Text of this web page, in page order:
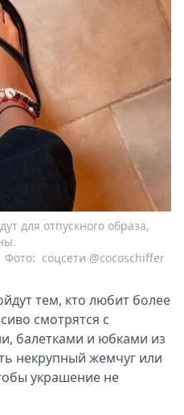
для отпускного образа,
соцсети @cocoschiffer
Фото:
тем, кто любит более
смотрятся с
балетками и юбками из
некрупный жемчуг или
украшение не